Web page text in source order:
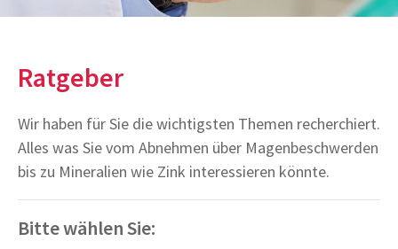
Ratgeber
Wir haben für Sie die wichtigsten Themen recherchiert.
Alles was Sie vom Abnehmen über Magenbeschwerden
bis zu Mineralien wie Zink interessieren könnte.
Bitte wählen Sie: